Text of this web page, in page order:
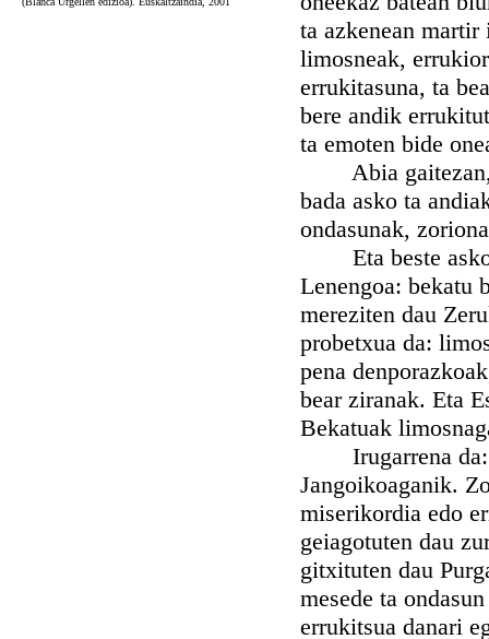
ta azkenean
limosneak,
errukitasuna, ta
bere andik
ta emoten bide
Abia gaitezan,
bada asko ta
ondasunak,
Eta beste
Lenengoa: bekatu
mereziten dau
probetxua da:
pena
bear ziranak. Eta
Bekatuak
Irugarrena da:
Jangoikoaganik.
miserikordia edo
geiagotuten dau
gitxituten dau
mesede ta
errukitsua danari